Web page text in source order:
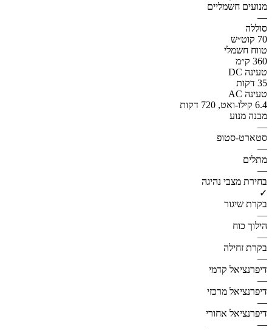
מנועים חשמליים
—
סוללה
70 קוט״ש
טווח חשמלי
360 ק״מ
טעינה DC
35 דקות
טעינה AC
6.4 קילו-ואט, 720 דקות
מבנה מנוע
—
סטארט-סטופ
—
מתלים
—
בחירת מצבי נהיגה
✓
בקרת שיגור
—
הילוך כוח
—
בקרת זחילה
—
דיפרנציאל קדמי
—
דיפרנציאל מרכזי
—
דיפרנציאל אחורי
—